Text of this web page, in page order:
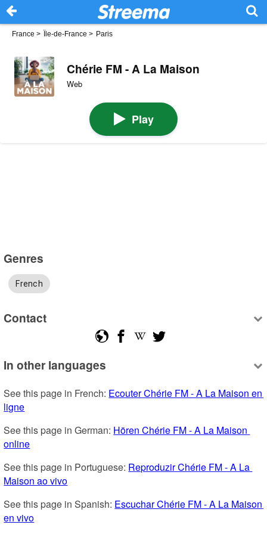
France > Île-de-France > Paris
Chérie FM - A La Maison
Web
Play
Genres
French
Contact
In other languages
See this page in French: Ecouter Chérie FM - A La Maison en
ligne
See this page in German: Hören Chérie FM - A La Maison
online
See this page in Portuguese: Reproduzir Chérie FM - A La
Maison ao vivo
See this page in Spanish: Escuchar Chérie FM - A La Maison
en vivo